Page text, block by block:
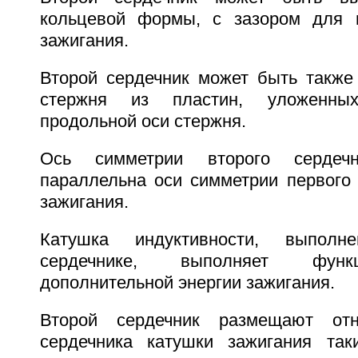
кольцевой формы, с зазором для
зажигания.
Второй сердечник может быть
стержня из пластин, уложенных
продольной оси стержня.
Ось симметрии второго
параллельна оси симметрии первого
зажигания.
Катушка индуктивности,
сердечнике, выполняет
дополнительной энергии зажигания.
Второй сердечник размещают
сердечника катушки зажигания